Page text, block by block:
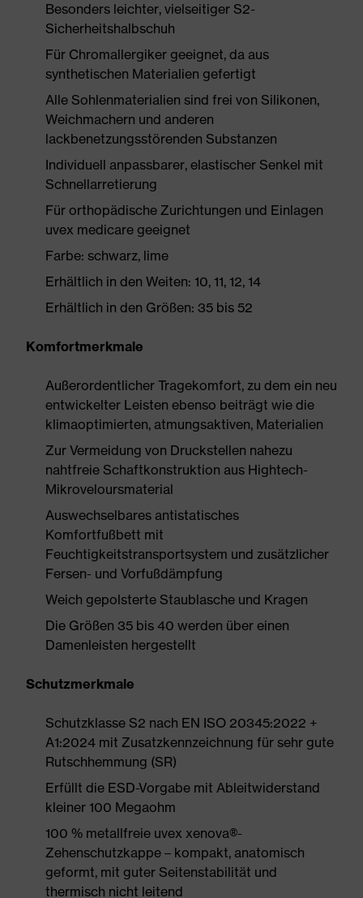
Besonders leichter, vielseitiger S2-
Sicherheitshalbschuh
Für Chromallergiker geeignet, da aus
synthetischen Materialien gefertigt
Alle Sohlenmaterialien sind frei von Silikonen,
Weichmachern und anderen
lackbenetzungsstörenden Substanzen
Individuell anpassbarer, elastischer Senkel mit
Schnellarretierung
Für orthopädische Zurichtungen und Einlagen
uvex medicare geeignet
Farbe: schwarz, lime
Erhältlich in den Weiten: 10, 11, 12, 14
Erhältlich in den Größen: 35 bis 52
Komfortmerkmale
Außerordentlicher Tragekomfort, zu dem ein neu
entwickelter Leisten ebenso beiträgt wie die
klimaoptimierten, atmungsaktiven, Materialien
Zur Vermeidung von Druckstellen nahezu
nahtfreie Schaftkonstruktion aus Hightech-
Mikroveloursmaterial
Auswechselbares antistatisches
Komfortfußbett mit
Feuchtigkeitstransportsystem und zusätzlicher
Fersen- und Vorfußdämpfung
Weich gepolsterte Staublasche und Kragen
Die Größen 35 bis 40 werden über einen
Damenleisten hergestellt
Schutzmerkmale
Schutzklasse S2 nach EN ISO 20345:2022 +
A1:2024 mit Zusatzkennzeichnung für sehr gute
Rutschhemmung (SR)
Erfüllt die ESD-Vorgabe mit Ableitwiderstand
kleiner 100 Megaohm
100 % metallfreie uvex xenova®-
Zehenschutzkappe – kompakt, anatomisch
geformt, mit guter Seitenstabilität und
thermisch nicht leitend